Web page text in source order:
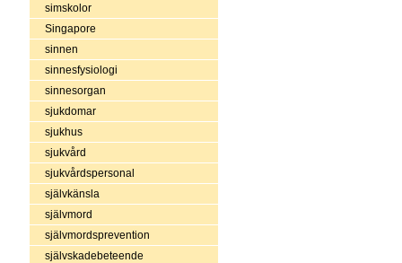
simskolor
Singapore
sinnen
sinnesfysiologi
sinnesorgan
sjukdomar
sjukhus
sjukvård
sjukvårdspersonal
självkänsla
självmord
självmordsprevention
självskadebeteende